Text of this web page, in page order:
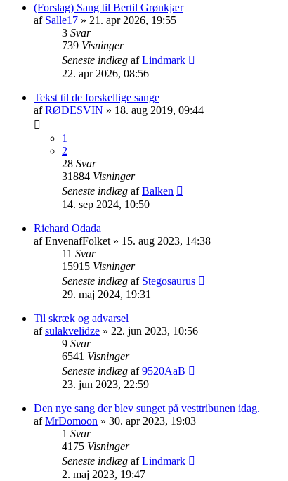
(Forslag) Sang til Bertil Grønkjær
af Salle17 » 21. apr 2026, 19:55
3 Svar
739 Visninger
Seneste indlæg afLindmark
22. apr 2026, 08:56
Tekst til de forskellige sange
afRØDESVIN » 18. aug 2019, 09:44
1
2
28 Svar
31884 Visninger
Seneste indlæg afBalken
14. sep 2024, 10:50
Richard Odada
afEnvenafFolket » 15. aug 2023, 14:38
11 Svar
15915 Visninger
Seneste indlæg af Stegosaurus
29. maj 2024, 19:31
Til skræk og advarsel
afsulakvelidze » 22. jun 2023, 10:56
9 Svar
6541 Visninger
Seneste indlæg af9520AaB
23. jun 2023, 22:59
Den nye sang der blev sunget på vesttribunen idag.
afMrDomoon » 30. apr 2023, 19:03
1 Svar
4175 Visninger
Seneste indlæg afLindmark
2. maj 2023, 19:47